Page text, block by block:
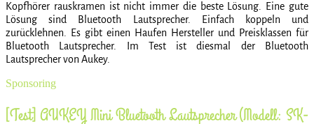
Kopfhörer rauskramen ist nicht immer die beste Lösung. Eine gute
Lösung sind Bluetooth Lautsprecher. Einfach koppeln und
zurücklehnen. Es gibt einen Haufen Hersteller und Preisklassen für
Bluetooth Lautsprecher. Im Test ist diesmal der Bluetooth
Lautsprecher von Aukey.
Sponsoring
[Test] AUKEY Mini Bluetooth Lautsprecher (Modell: SK-